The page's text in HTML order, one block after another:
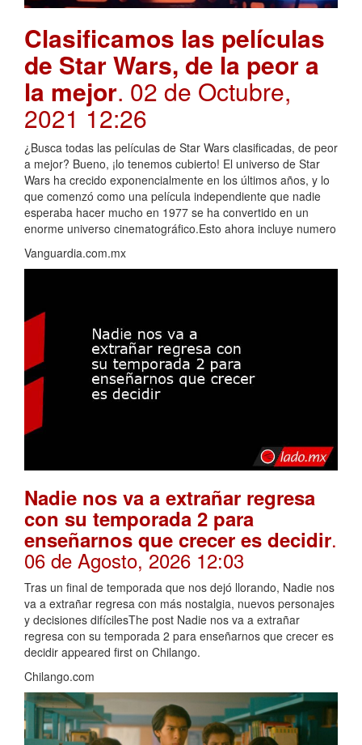
Clasificamos las películas
de Star Wars, de la peor a
la mejor. 02 de Octubre,
2021 12:26
¿Busca todas las películas de Star Wars clasificadas, de peor
a mejor? Bueno, ¡lo tenemos cubierto! El universo de Star
Wars ha crecido exponencialmente en los últimos años, y lo
que comenzó como una película independiente que nadie
esperaba hacer mucho en 1977 se ha convertido en un
enorme universo cinematográfico.Esto ahora incluye numero
Vanguardia.com.mx
Nadie nos va a extrañar regresa
con su temporada 2 para
enseñarnos que crecer es decidir.
06 de Agosto, 2026 12:03
Tras un final de temporada que nos dejó llorando, Nadie nos
va a extrañar regresa con más nostalgia, nuevos personajes
y decisiones difícilesThe post Nadie nos va a extrañar
regresa con su temporada 2 para enseñarnos que crecer es
decidir appeared first on Chilango.
Chilango.com